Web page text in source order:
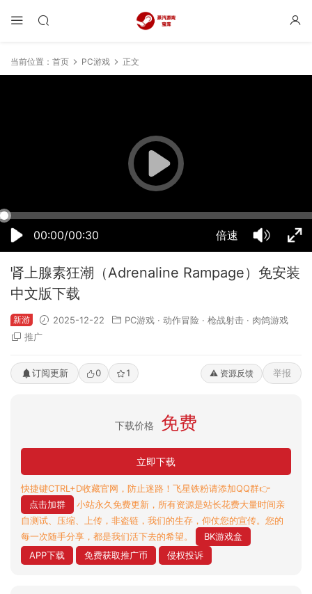
当前位置： 首页 PC游戏 正文
00:00/00:30 倍速
50% 75% 100%
肾上腺素狂潮（Adrenaline Rampage）免安装
中文版下载
新游 2025-12-22 PC游戏 · 动作冒险 · 枪战射击 · 肉鸽游戏
推广
订阅更新 0 1 ⚠️ 资源反馈 举报
下载价格 免费
立即下载
快捷键CTRL+D收藏官网，防止迷路！飞星铁粉请添加QQ群👉
点击加群
小站永久免费更新，所有资源是站长花费大量时间亲
自测试、压缩、上传，非盗链，我们的生存，仰仗您的宣传。您的
每一次随手分享，都是我们活下去的希望。
BK游戏盒
APP下载
免费获取推广币 侵权投诉